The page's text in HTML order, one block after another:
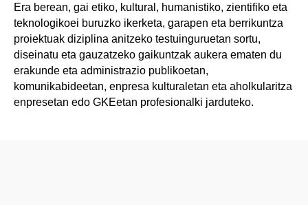
Era berean, gai etiko, kultural, humanistiko, zientifiko eta
teknologikoei buruzko ikerketa, garapen eta berrikuntza
proiektuak diziplina anitzeko testuinguruetan sortu,
diseinatu eta gauzatzeko gaikuntzak aukera ematen du
erakunde eta administrazio publikoetan,
komunikabideetan, enpresa kulturaletan eta aholkularitza
enpresetan edo GKEetan profesionalki jarduteko.